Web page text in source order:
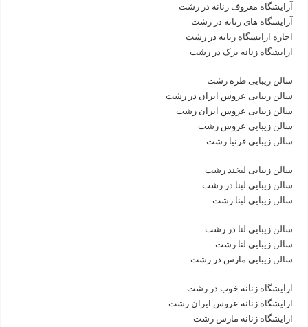
آرایشگاه معروف زنانه در رشت
آرایشگاه های زنانه در رشت
اجاره ارایشگاه زنانه در رشت
ارایشگاه زنانه بزک در رشت
سالن زیبایی طره رشت
سالن زیبایی عروس ایران در رشت
سالن زیبایی عروس ایران رشت
سالن زیبایی عروس رشت
سالن زیبایی فرنیا رشت
سالن زیبایی لبخند رشت
سالن زیبایی لبنا در رشت
سالن زیبایی لبنا رشت
سالن زیبایی لنا در رشت
سالن زیبایی لنا رشت
سالن زیبایی مارس در رشت
ارایشگاه زنانه خوب در رشت
ارایشگاه زنانه عروس ایران رشت
ارایشگاه زنانه مارس رشت